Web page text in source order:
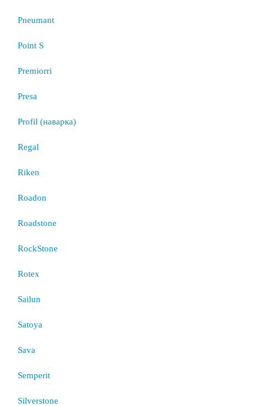
Pneumant
Point S
Premiorri
Presa
Profil (наварка)
Regal
Riken
Roadon
Roadstone
RockStone
Rotex
Sailun
Satoya
Sava
Semperit
Silverstone